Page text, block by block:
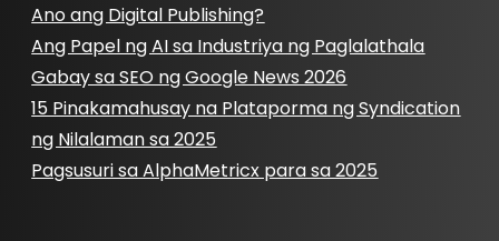
Ano ang Digital Publishing?
Ang Papel ng AI sa Industriya ng Paglalathala
Gabay sa SEO ng Google News 2026
15 Pinakamahusay na Plataporma ng Syndication
ng Nilalaman sa 2025
Pagsusuri sa AlphaMetricx para sa 2025